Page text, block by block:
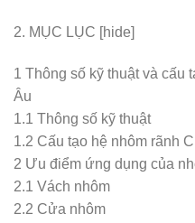
2. MỤC LỤC [hide]
1 Thông số kỹ thuật và cấu
Âu
1.1 Thông số kỹ thuật
1.2 Cấu tạo hệ nhôm rãnh
2 Ưu điểm ứng dụng của
2.1 Vách nhôm
2.2 Cửa nhôm